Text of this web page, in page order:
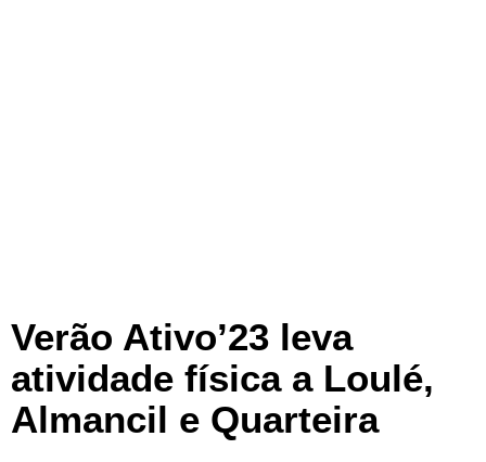
Verão Ativo’23 leva
atividade física a Loulé,
Almancil e Quarteira